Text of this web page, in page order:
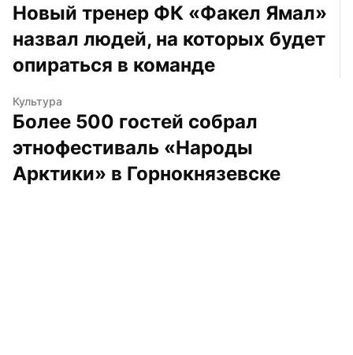
Новый тренер ФК «Факел Ямал»
назвал людей, на которых будет
опираться в команде
Культура
Более 500 гостей собрал
этнофестиваль «Народы
Арктики» в Горнокнязевске